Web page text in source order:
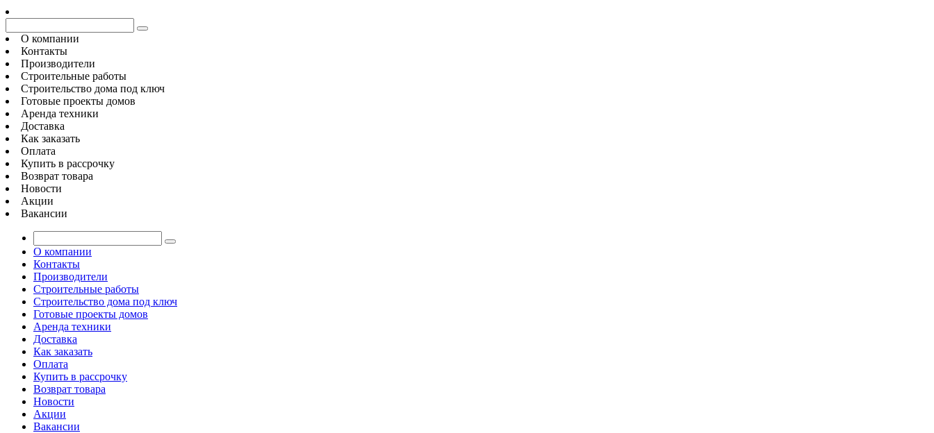
О компании
Контакты
Производители
Строительные работы
Строительство дома под ключ
Готовые проекты домов
Аренда техники
Доставка
Как заказать
Оплата
Купить в рассрочку
Возврат товара
Новости
Акции
Вакансии
О компании
Контакты
Производители
Строительные работы
Строительство дома под ключ
Готовые проекты домов
Аренда техники
Доставка
Как заказать
Оплата
Купить в рассрочку
Возврат товара
Новости
Акции
Вакансии